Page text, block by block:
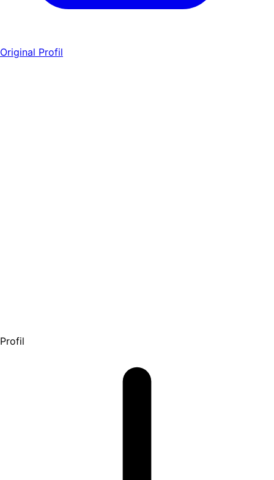
Original Profil
Profil